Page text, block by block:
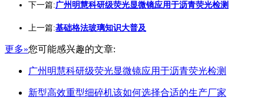
下一篇:广州明慧科研级荧光显微镜应用于沥青荧光检测
上一篇:基础格法玻璃知识大普及
更多»您可能感兴趣的文章:
广州明慧科研级荧光显微镜应用于沥青荧光检测
新型高效重型细碎机该如何选择合适的生产厂家